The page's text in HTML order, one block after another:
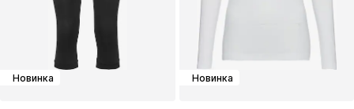
Новинка Новинка